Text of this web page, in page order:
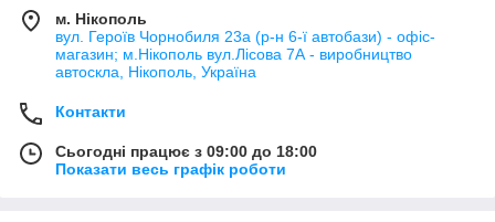
м. Нікополь
вул. Героїв Чорнобиля 23а (р-н 6-ї автобази) - офіс-
магазин; м.Нікополь вул.Лісова 7А - виробництво
автоскла, Нікополь, Україна
Контакти
Сьогодні працює з 09:00 до 18:00
Показати весь графік роботи